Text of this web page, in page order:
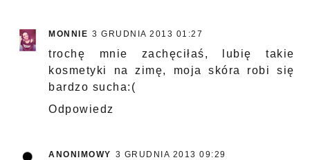
MONNIE 3 GRUDNIA 2013 01:27
trochę mnie zachęciłaś, lubię takie
kosmetyki na zimę, moja skóra robi się
bardzo sucha:(
Odpowiedz
ANONIMOWY 3 GRUDNIA 2013 09:29